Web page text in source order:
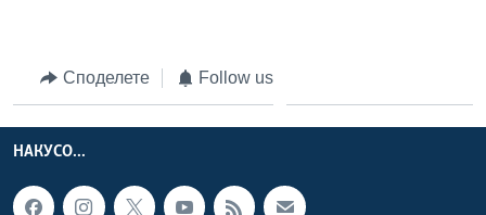
Споделете Follow us
НАКУСО...